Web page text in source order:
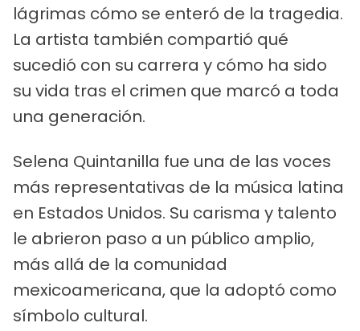
lágrimas cómo se enteró de la tragedia.
La artista también compartió qué
sucedió con su carrera y cómo ha sido
su vida tras el crimen que marcó a toda
una generación.
Selena Quintanilla fue una de las voces
más representativas de la música latina
en Estados Unidos. Su carisma y talento
le abrieron paso a un público amplio,
más allá de la comunidad
mexicoamericana, que la adoptó como
símbolo cultural.